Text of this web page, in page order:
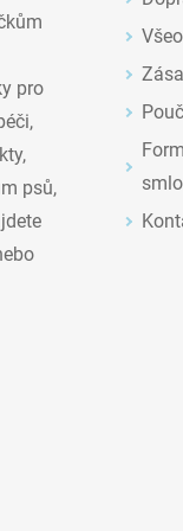
pro
psů,